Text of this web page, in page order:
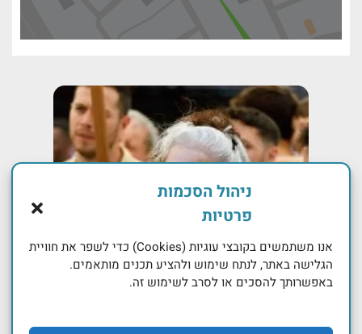
ניהול הסכמות
פרטיות
אנו משתמשים בקובצי עוגיות (Cookies) כדי לשפר את חוויית
הגלישה באתר, לנתח שימוש ולהציע תכנים מותאמים.
באפשרותך להסכים או לסרב לשימוש זה.